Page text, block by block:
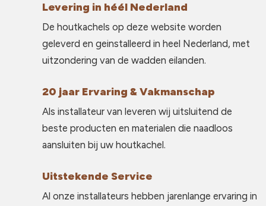
Levering in héél Nederland
De houtkachels op deze website worden
geleverd en geinstalleerd in heel Nederland, met
uitzondering van de wadden eilanden.
20 jaar Ervaring & Vakmanschap
Als installateur van leveren wij uitsluitend de
beste producten en materialen die naadloos
aansluiten bij uw houtkachel.
Uitstekende Service
Al onze installateurs hebben jarenlange ervaring in